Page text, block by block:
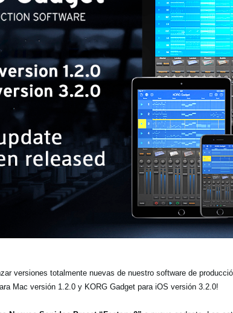
versiones totalmente nuevas de nuestro software de
Mac versión 1.2.0 y KORG Gadget para iOS versión 3.2.0!